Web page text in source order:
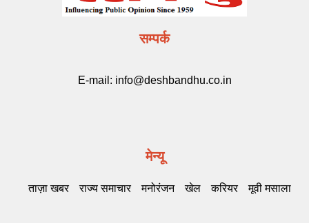
सम्पर्क
E-mail: info@deshbandhu.co.in
मेन्यू
ताज़ा खबर राज्य समाचार मनोरंजन खेल करियर मूवी मसाला